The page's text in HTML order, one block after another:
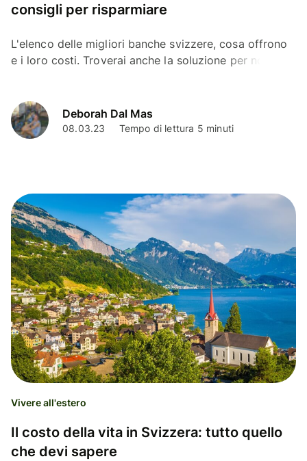
consigli per risparmiare
L'elenco delle migliori banche svizzere, cosa offrono
e i loro costi. Troverai anche la soluzione per non
Deborah Dal Mas
08.03.23 Tempo di lettura 5 minuti
Vivere all'estero
Il costo della vita in Svizzera: tutto quello
che devi sapere